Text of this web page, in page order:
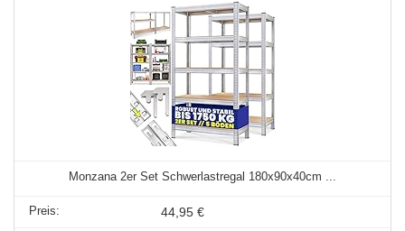
Monzana 2er Set Schwerlastregal 180x90x40cm ...
44,95 €